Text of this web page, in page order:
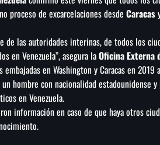
proceso de excarcelaciones desde Caracas
las autoridades interinas, de todos los
en Venezuela”, asegura laOficina Externa
en Washington y Caracas en
hombre con nacionalidad estadounidense
en Venezuela.
información en caso de que haya otros